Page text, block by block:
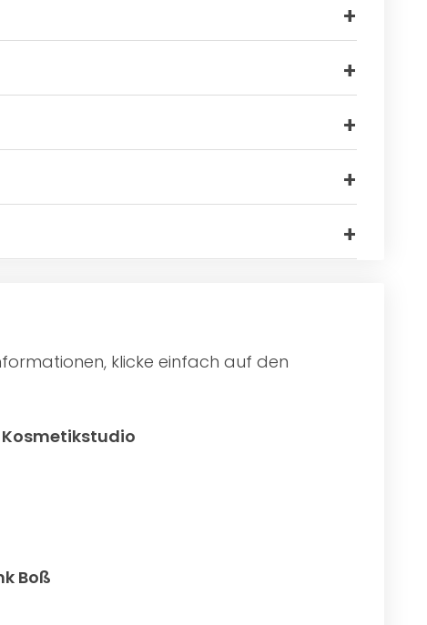
klicke einfach auf den
Boß